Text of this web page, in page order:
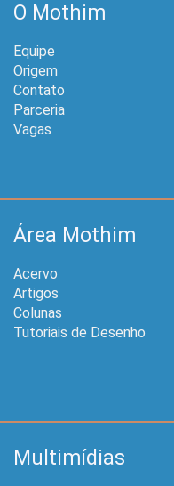
O Mothim
Equipe
Origem
Contato
Parceria
Vagas
Área Mothim
Acervo
Artigos
Colunas
Tutoriais de Desenho
Multimídias